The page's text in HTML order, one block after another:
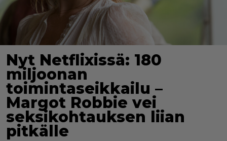
Nyt Netflixissä: 180
miljoonan
toimintaseikkailu –
Margot Robbie vei
seksikohtauksen liian
pitkälle